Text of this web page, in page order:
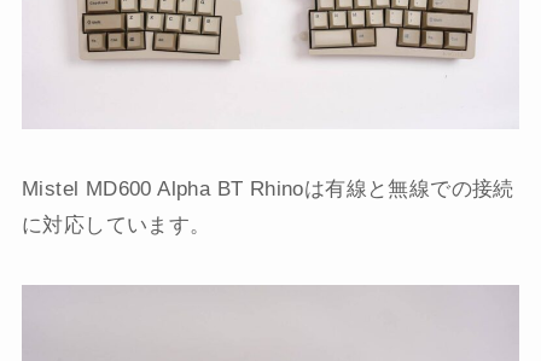
Mistel MD600 Alpha BT Rhinoは有線と無線での接続
に対応しています。